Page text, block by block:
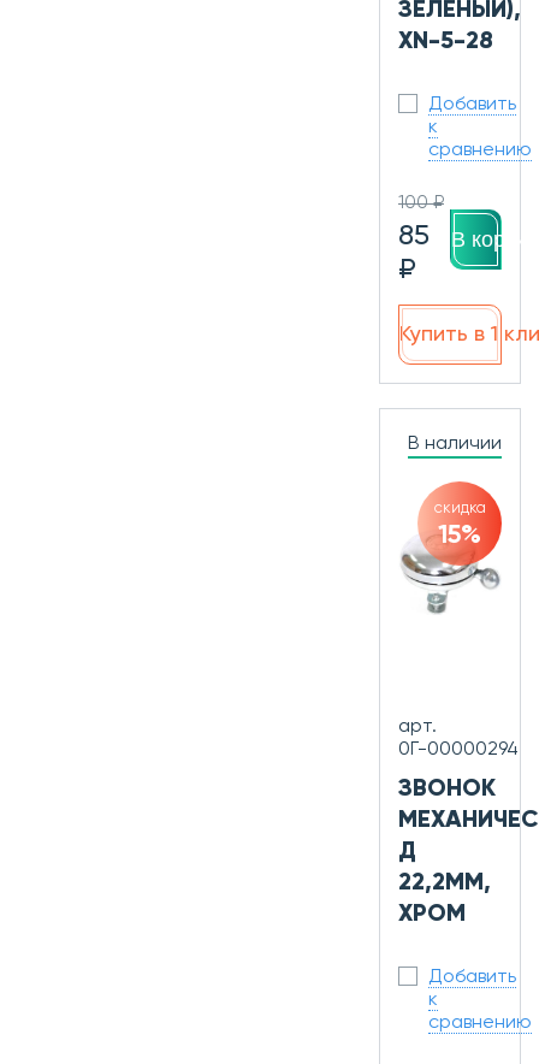
ЗЕЛЕНЫЙ),
XN-5-28
Добавить
к
сравнению
100 ₽
85
₽
В
Купить в 1
В наличии
скидка
15%
арт.
0Г-00000294
ЗВОНОК
Д
22,2ММ,
ХРОМ
Добавить
к
сравнению